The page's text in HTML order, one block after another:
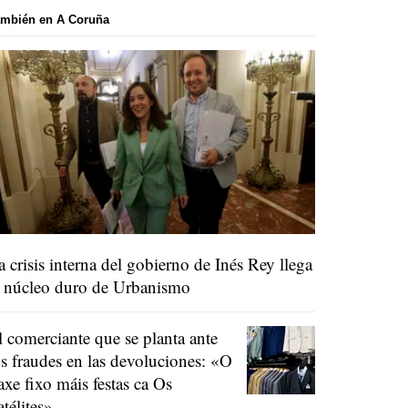
en A Coruña
crisis interna del gobierno de Inés Rey llega
duro de Urbanismo
comerciante que se planta ante
fraudes en las devoluciones: «O
fixo máis festas ca Os